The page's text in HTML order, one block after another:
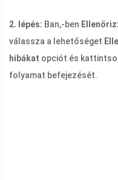
2. lépés: Ban,-ben
válassza a lehetőséget
hibákat opciót és
folyamat befejezését.